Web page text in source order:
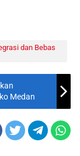
dan Bebas
Medan